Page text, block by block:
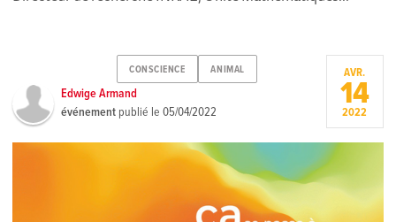
CONSCIENCE ANIMAL
Edwige Armand
événement publié le05/04/2022
AVR.
14
2022